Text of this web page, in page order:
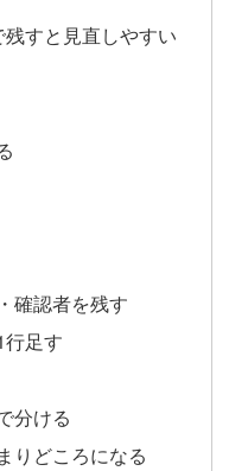
すと見直しやすい
確認者を残す
足す
分ける
りどころになる